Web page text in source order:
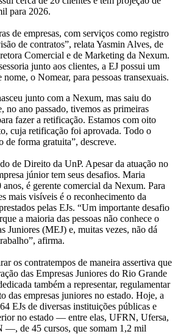
para 2026.
de empresas, com serviços como registro
de contratos”, relata Yasmin Alves, de
Comercial e de Marketing da Nexum.
junto aos clientes, a EJ possui um
o Nomear, para pessoas transexuais.
junto com a Nexum, mas saiu do
no ano passado, tivemos as primeiras
fazer a retificação. Estamos com oito
cuja retificação foi aprovada. Todo o
de forma gratuita”, descreve.
de Direito da UnP. Apesar da atuação no
júnior tem seus desafios. Maria
é gerente comercial da Nexum. Para
mais visíveis é o reconhecimento da
pelas EJs. “Um importante desafio
a maioria das pessoas não conhece o
Juniores (MEJ) e, muitas vezes, não dá
afirma.
os contratempos de maneira assertiva que
das Empresas Juniores do Rio Grande
também a representar, regulamentar
das empresas juniores no estado. Hoje, a
EJs de diversas instituições públicas e
no estado — entre elas, UFRN, Ufersa,
de 45 cursos, que somam 1,2 mil